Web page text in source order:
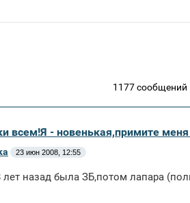
1177 сообщений
всем!Я - новенькая,примите меня
23 июн 2008, 12:55
лет назад была ЗБ,потом лапара